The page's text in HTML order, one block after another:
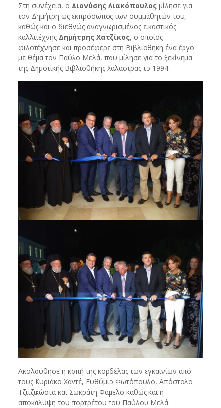
Στη συνέχεια, ο Διονύσης Λιακόπουλοςμίλησε για
τον Δημήτρη ως εκπρόσωπος των συμμαθητών του,
καθώς και ο διεθνώς αναγνωρισμένος εικαστικός
καλλιτέχνης Δημήτρης Χατζίκος, ο οποίος
φιλοτέχνησε και προσέφερε στη Βιβλιοθήκη ένα έργο
με θέμα τον Παύλο Μελά, που μίλησε για το ξεκίνημα
της Δημοτικής Βιβλιοθήκης Χαλάστρας το 1994.
Ακολούθησε η κοπή της κορδέλας των εγκαινίων από
τους Κυριάκο Χαντέ, Ευθύμιο Φωτόπουλο, Απόστολο
Τζιτζικώστα και Σωκράτη Φάμελο καθώς και η
αποκάλυψη του πορτρέτου του Παύλου Μελά.